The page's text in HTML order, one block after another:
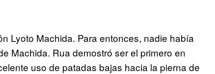
Lyoto Machida. Para entonces, nadie había
Machida. Rua demostró ser el primero en
uso de patadas bajas hacia la pierna de